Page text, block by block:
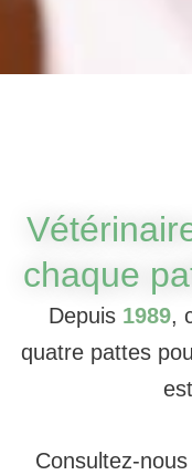
chaque
Depuis 1989,
quatre pattes
Consultez-